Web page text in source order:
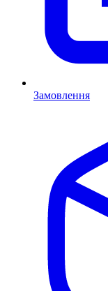
Замовлення